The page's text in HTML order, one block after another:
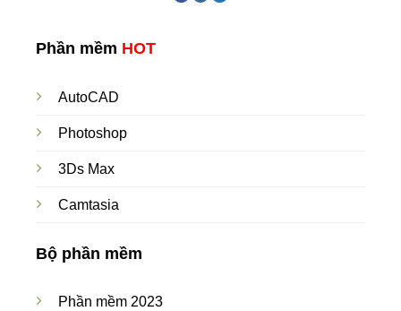
Phần mềm HOT
AutoCAD
Photoshop
3Ds Max
Camtasia
Bộ phần mềm
Phần mềm 2023